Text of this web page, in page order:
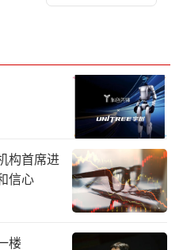
构首席进
信心
楼